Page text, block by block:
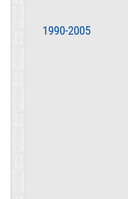
1990-2005